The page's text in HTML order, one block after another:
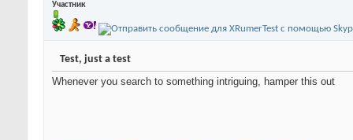
Участник
Test, just a test
Whenever you search to something intriguing, hamper this out